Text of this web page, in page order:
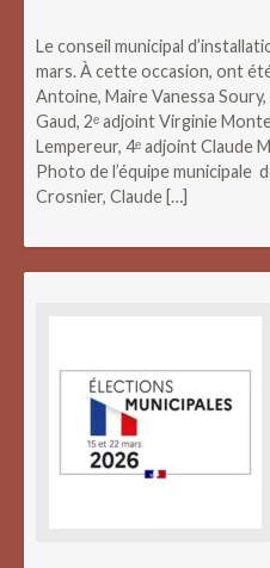
Le conseil municipal
mars. À cette occasion, ont
Antoine, Maire Vanessa Soury,
Gaud, 2ᵉ adjoint Virginie
Lempereur, 4ᵉ adjoint Claude
Photo de l’équipe municipale
Crosnier, Claude […]